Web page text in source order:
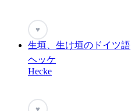
♥
生垣、生け垣のドイツ語
ヘッケ
Hecke
♥